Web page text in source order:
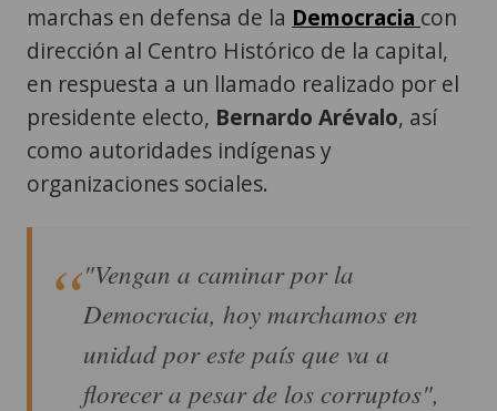
marchas en defensa de la Democracia con
dirección al Centro Histórico de la capital,
en respuesta a un llamado realizado por el
presidente electo, Bernardo Arévalo, así
como autoridades indígenas y
organizaciones sociales.
"Vengan a caminar por la
Democracia, hoy marchamos en
unidad por este país que va a
florecer a pesar de los corruptos",